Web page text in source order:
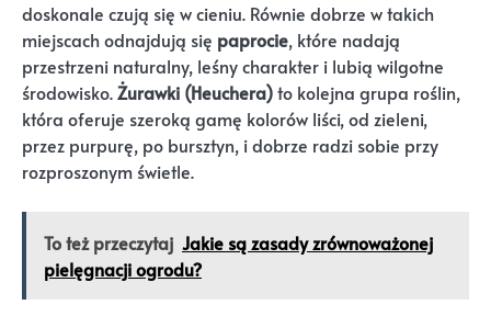
doskonale czują się w cieniu. Równie dobrze w takich
miejscach odnajdują się paprocie, które nadają
przestrzeni naturalny, leśny charakter i lubią wilgotne
środowisko.Żurawki (Heuchera)to kolejna grupa roślin,
która oferuje szeroką gamę kolorów liści, od zieleni,
przez purpurę, po bursztyn, i dobrze radzi sobie przy
rozproszonym świetle.
To też przeczytaj Jakie są zasady zrównoważonej
pielęgnacji ogrodu?